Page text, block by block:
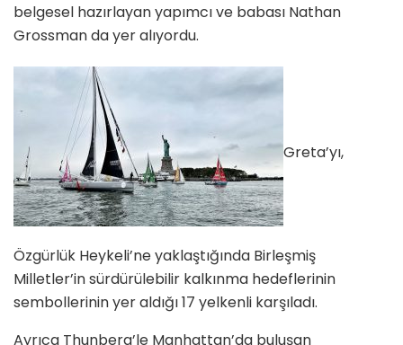
belgesel hazırlayan yapımcı ve babası Nathan
Grossman da yer alıyordu.
Greta’yı,
Özgürlük Heykeli’ne yaklaştığında Birleşmiş
Milletler’in sürdürülebilir kalkınma hedeflerinin
sembollerinin yer aldığı 17 yelkenli karşıladı.
Ayrıca Thunberg’le Manhattan’da buluşan